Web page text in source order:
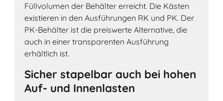
Füllvolumen der Behälter erreicht. Die Kästen
existieren in den Ausführungen RK und PK. Der
PK-Behälter ist die preiswerte Alternative, die
auch in einer transparenten Ausführung
erhältlich ist.
Sicher stapelbar auch bei hohen
Auf- und Innenlasten